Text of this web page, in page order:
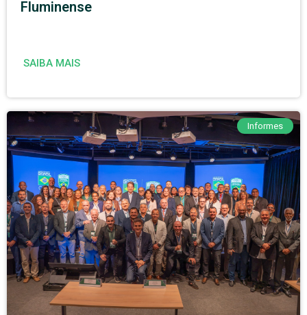
Fluminense
SAIBA MAIS
Informes